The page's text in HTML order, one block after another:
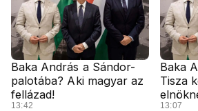
Baka András a Sándor-
palotába? Aki magyar az
fellázad!
13:42
Baka
Tisza
13:07